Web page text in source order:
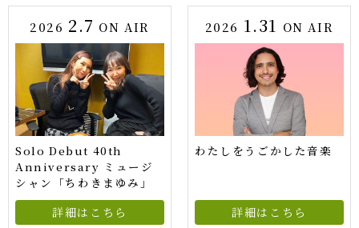
2026 2.7 ON AIR
Solo Debut 40th
Anniversary ミュージ
シャン「ちわきまゆみ」
詳細はこちら
2026 1.31 ON AIR
わたしをうごかした音楽
詳細はこちら